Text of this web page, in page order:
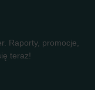
Raporty, promocje,
teraz!